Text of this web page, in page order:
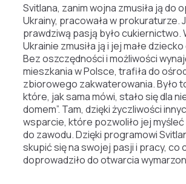
Svitlana, zanim wojna zmusiła ją do
Ukrainy, pracowała w prokuraturze.
prawdziwą pasją było cukiernictwo.
Ukrainie zmusiła ją i jej małe
Bez oszczędności i możliwości
mieszkania w Polsce, trafiła do
zbiorowego zakwaterowania. Było
które, jak sama mówi, stało się dla
domem”. Tam, dzięki życzliwości
wsparcie, które pozwoliło jej
do zawodu. Dzięki programowi
skupić się na swojej pasji i pracy, co
doprowadziło do otwarcia